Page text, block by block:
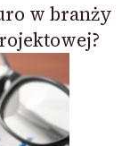
w branży